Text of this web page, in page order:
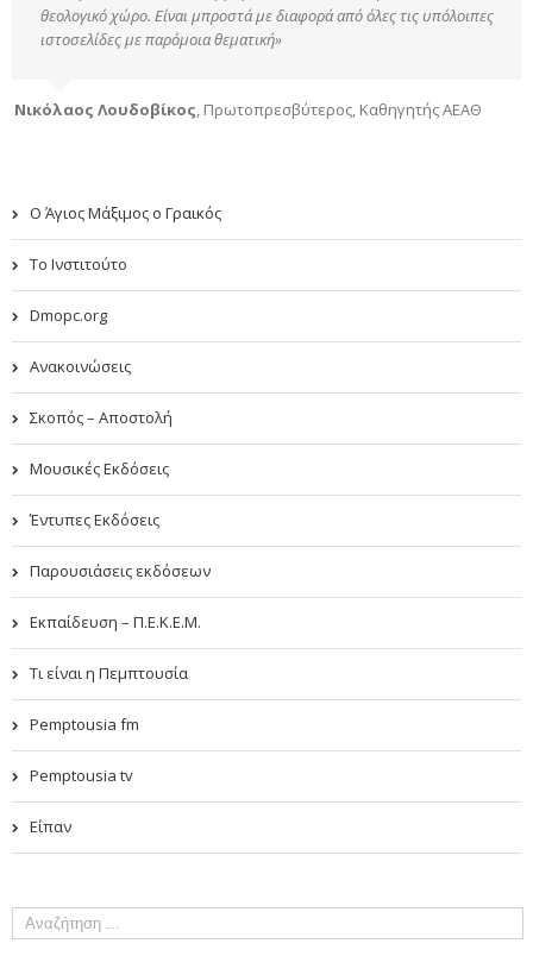
θεολογικό χώρο. Είναι μπροστά με διαφορά από όλες τις υπόλοιπες
ιστοσελίδες με παρόμοια θεματική»
Νικόλαος Λουδοβίκος, Πρωτοπρεσβύτερος, Καθηγητής ΑΕΑΘ
Ο Άγιος Μάξιμος ο Γραικός
Το Ινστιτούτο
Dmopc.org
Ανακοινώσεις
Σκοπός – Αποστολή
Μουσικές Εκδόσεις
Έντυπες Εκδόσεις
Παρουσιάσεις εκδόσεων
Εκπαίδευση – Π.Ε.Κ.Ε.Μ.
Τι είναι η Πεμπτουσία
Pemptousia fm
Pemptousia tv
Είπαν